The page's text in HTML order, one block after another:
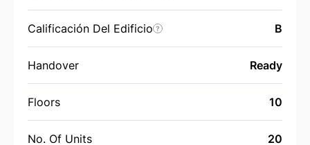
Calificación Del Edificio ? B
Handover Ready
Floors 10
No. Of Units 20